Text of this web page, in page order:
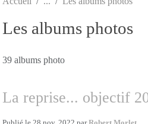
Les albums photos
39 albums photo
La reprise... objectif